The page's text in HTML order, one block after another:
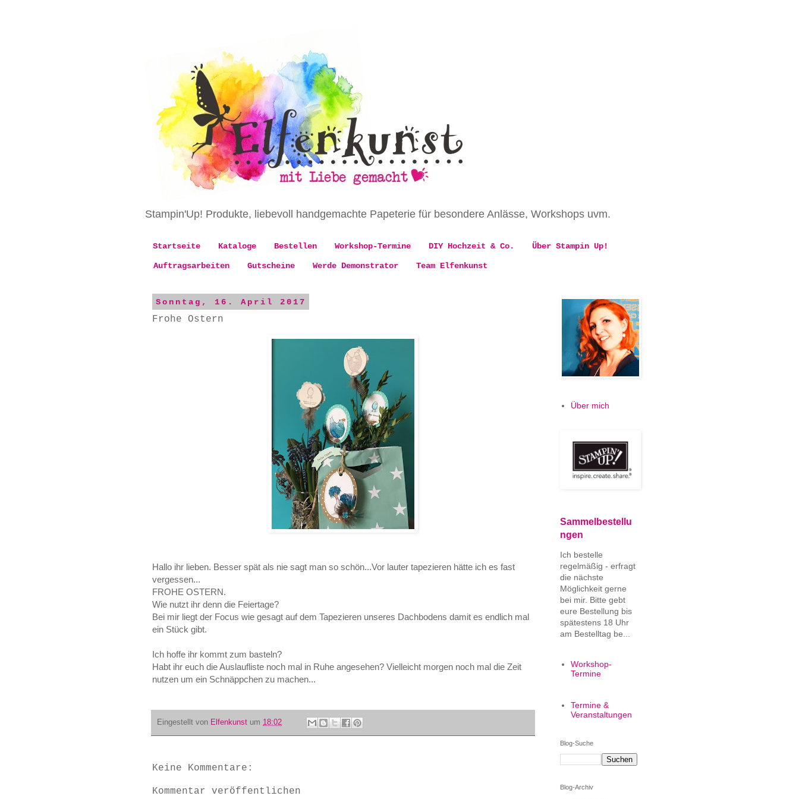
Stampin'Up! Produkte, liebevoll handgemachte Papeterie für besondere Anlässe, Workshops uvm.
Startseite Kataloge Bestellen Workshop-Termine DIY Hochzeit & Co. Über Stampin Up!
Auftragsarbeiten Gutscheine Werde Demonstrator Team Elfenkunst
Sonntag, 16. April 2017
Frohe Ostern
Hallo ihr lieben. Besser spät als nie sagt man so schön...Vor lauter tapezieren hätte ich es fast
vergessen...
FROHE OSTERN.
Wie nutzt ihr denn die Feiertage?
Bei mir liegt der Focus wie gesagt auf dem Tapezieren unseres Dachbodens damit es endlich mal
ein Stück gibt.
Ich hoffe ihr kommt zum basteln?
Habt ihr euch die Auslaufliste noch mal in Ruhe angesehen? Vielleicht morgen noch mal die Zeit
nutzen um ein Schnäppchen zu machen...
Eingestellt von Elfenkunst um 18:02
Keine Kommentare:
Kommentar veröffentlichen
Über mich
Sammelbestellu
ngen
Ich bestelle
regelmäßig - erfragt
die nächste
Möglichkeit gerne
bei mir. Bitte gebt
eure Bestellung bis
spätestens 18 Uhr
am Bestelltag be...
Workshop-
Termine
Termine &
Veranstaltungen
Blog-Suche
Blog-Archiv